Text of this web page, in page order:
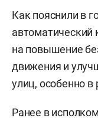
Как пояснили в
автоматический
на повышение
движения и
улиц, особенно в
Ранее в